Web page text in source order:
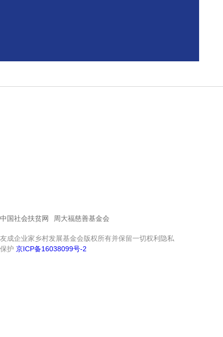
中国社会扶贫网 周大福慈善基金会
友成企业家乡村发展基金会版权所有并保留一切权利隐私
保护 京ICP备16038099号-2